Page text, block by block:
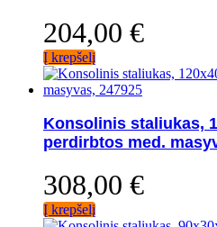
204,00 €
Į krepšelį
Konsolinis staliukas,
perdirbtos med.
308,00 €
Į krepšelį